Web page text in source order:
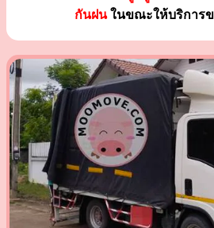
กันฝนในขณะให้บริการข